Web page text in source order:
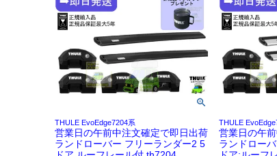
THULE EvoEdge7204系
営業日の午前中注文確定で即日出荷
ランドローバー フリーランダー2 5
THULE
営業日の午
ランドロー